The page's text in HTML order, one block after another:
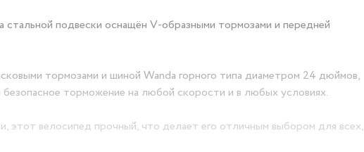
подвески оснащён V-образными тормозами и передней
тормозами и шиной Wanda горного типа диаметром 24 дюймов,
торможение на любой скорости и в любых условиях.
этот велосипед прочный, что делает его отличным выбором для всех,
взрослых.